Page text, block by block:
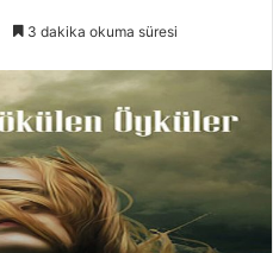
3 dakika okuma süresi